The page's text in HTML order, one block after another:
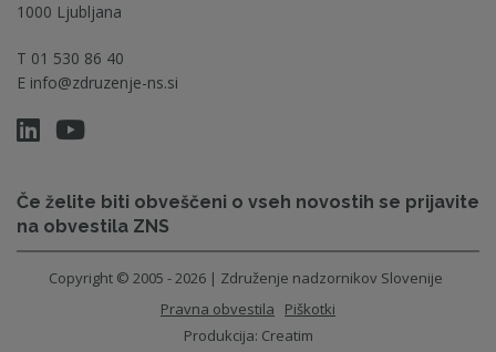
1000 Ljubljana
T 01 530 86 40
E info@zdruzenje-ns.si
Če želite biti obveščeni o vseh novostih se prijavite
na obvestila ZNS
Copyright © 2005 - 2026 | Združenje nadzornikov Slovenije
Pravna obvestila
Piškotki
Produkcija: Creatim